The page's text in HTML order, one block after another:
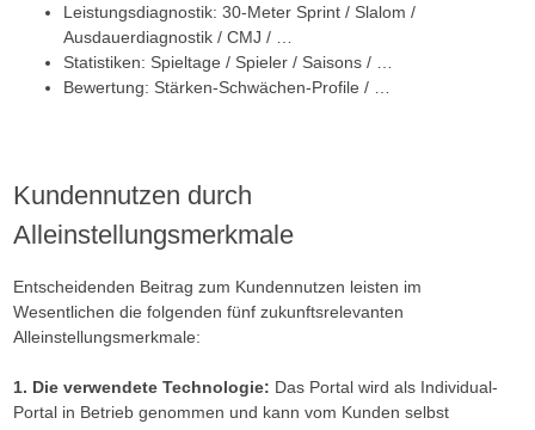
Leistungsdiagnostik: 30-Meter Sprint / Slalom /
Ausdauerdiagnostik / CMJ / …
Statistiken: Spieltage / Spieler / Saisons / …
Bewertung: Stärken-Schwächen-Profile / …
Kundennutzen durch
Alleinstellungsmerkmale
Entscheidenden Beitrag zum Kundennutzen leisten im
Wesentlichen die folgenden fünf zukunftsrelevanten
Alleinstellungsmerkmale:
1. Die verwendete Technologie: Das Portal wird als Individual-
Portal in Betrieb genommen und kann vom Kunden selbst